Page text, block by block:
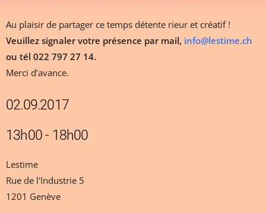
Au plaisir de partager ce temps détente rieur et créatif !
Veuillez signaler votre présence par mail, info@lestime.ch
ou tél 022 797 27 14.
Merci d’avance.
02.09.2017
13h00 - 18h00
Lestime
Rue de l'Industrie 5
1201 Genève